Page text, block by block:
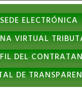
SEDE ELECTRÓNICA
VIRTUAL
DEL
DE